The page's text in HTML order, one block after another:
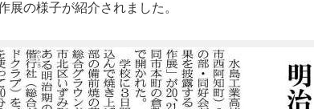
展の様子が紹介されました。